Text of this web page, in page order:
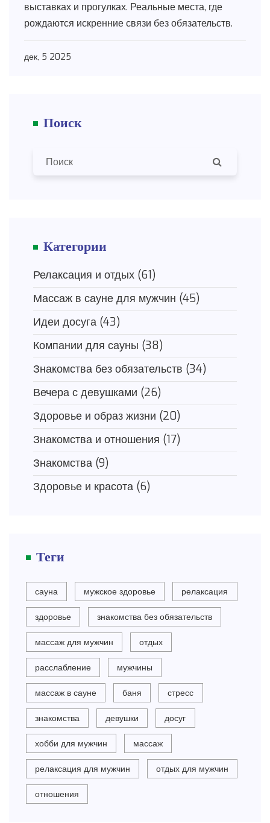
выставках и прогулках. Реальные места, где
рождаются искренние связи без обязательств.
дек, 5 2025
Поиск
Категории
Релаксация и отдых (61)
Массаж в сауне для мужчин (45)
Идеи досуга (43)
Компании для сауны (38)
Знакомства без обязательств (34)
Вечера с девушками (26)
Здоровье и образ жизни (20)
Знакомства и отношения (17)
Знакомства (9)
Здоровье и красота (6)
Теги
сауна мужское здоровье релаксация
здоровье знакомства без обязательств
массаж для мужчин отдых
расслабление мужчины
массаж в сауне баня стресс
знакомства девушки досуг
хобби для мужчин массаж
релаксация для мужчин отдых для мужчин
отношения